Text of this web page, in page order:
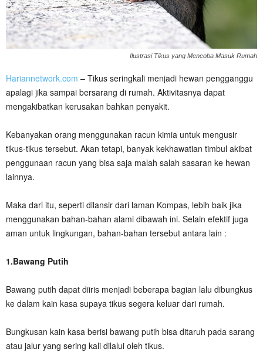
Ilustrasi Tikus yang Mencoba Masuk Rumah
Hariannetwork.com – Tikus seringkali menjadi hewan pengganggu
apalagi jika sampai bersarang di rumah. Aktivitasnya dapat
mengakibatkan kerusakan bahkan penyakit.
Kebanyakan orang menggunakan racun kimia untuk mengusir
tikus-tikus tersebut. Akan tetapi, banyak kekhawatian timbul akibat
penggunaan racun yang bisa saja malah salah sasaran ke hewan
lainnya.
Maka dari itu, seperti dilansir dari laman Kompas, lebih baik jika
menggunakan bahan-bahan alami dibawah ini. Selain efektif juga
aman untuk lingkungan, bahan-bahan tersebut antara lain :
1.Bawang Putih
Bawang putih dapat diiris menjadi beberapa bagian lalu dibungkus
ke dalam kain kasa supaya tikus segera keluar dari rumah.
Bungkusan kain kasa berisi bawang putih bisa ditaruh pada sarang
atau jalur yang sering kali dilalui oleh tikus.